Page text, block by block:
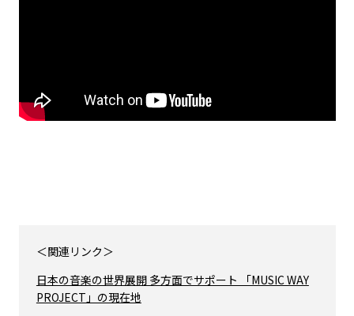
＜関連リンク＞
日本の音楽の世界展開 多方面でサポート 「MUSIC WAY
PROJECT」の現在地